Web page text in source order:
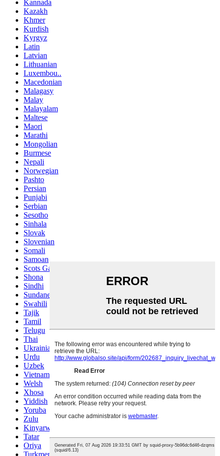
Kannada
Kazakh
Khmer
Kurdish
Kyrgyz
Latin
Latvian
Lithuanian
Luxembou..
Macedonian
Malagasy
Malay
Malayalam
Maltese
Maori
Marathi
Mongolian
Burmese
Nepali
Norwegian
Pashto
Persian
Punjabi
Serbian
Sesotho
Sinhala
Slovak
Slovenian
Somali
Samoan
Scots Gaelic
Shona
Sindhi
Sundanese
Swahili
Tajik
Tamil
Telugu
Thai
Ukrainian
Urdu
Uzbek
Vietnamese
Welsh
Xhosa
Yiddish
Yoruba
Zulu
Kinyarwanda
Tatar
Oriya